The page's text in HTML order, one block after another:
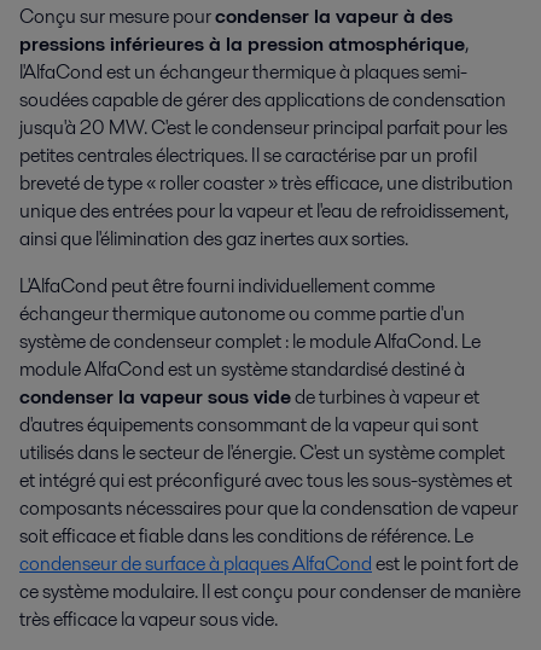
Conçu sur mesure pourcondenser la vapeur à des
pressions inférieures à la pression atmosphérique,
l'AlfaCond est un échangeur thermique à plaques semi-
soudées capable de gérer des applications de condensation
jusqu'à 20 MW. C'est le condenseur principal parfait pour les
petites centrales électriques. Il se caractérise par un profil
breveté de type « roller coaster » très efficace, une distribution
unique des entrées pour la vapeur et l'eau de refroidissement,
ainsi que l'élimination des gaz inertes aux sorties.
L'AlfaCond peut être fourni individuellement comme
échangeur thermique autonome ou comme partie d'un
système de condenseur complet : le module AlfaCond. Le
module AlfaCond est un système standardisé destiné à
condenser la vapeur sous videde turbines à vapeur et
d'autres équipements consommant de la vapeur qui sont
utilisés dans le secteur de l'énergie. C'est un système complet
et intégré qui est préconfiguré avec tous les sous-systèmes et
composants nécessaires pour que la condensation de vapeur
soit efficace et fiable dans les conditions de référence. Le
condenseur de surface à plaques AlfaCondest le point fort de
ce système modulaire. Il est conçu pour condenser de manière
très efficace la vapeur sous vide.